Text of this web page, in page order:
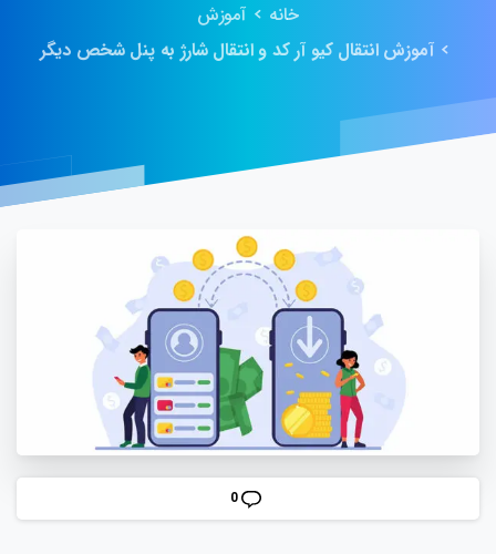
خانه
آموزش
آموزش انتقال کیو آر کد و انتقال شارژ به پنل شخص دیگر
0